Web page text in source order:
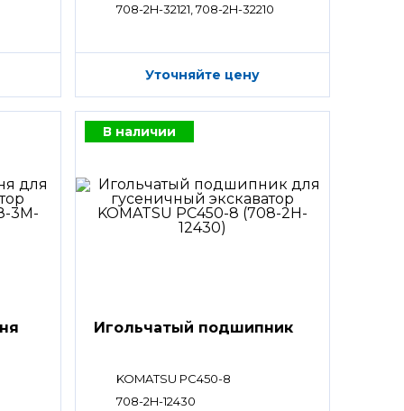
708-2H-32121, 708-2H-32210
Уточняйте цену
В наличии
Игольчатый подшипник
KOMATSU PC450-8
708-2H-12430